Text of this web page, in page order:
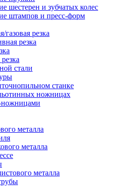
шестерен и зубчатых колес
штампов и пресс-форм
газовая резка
резка
стали
станке
ножницах
ножницами
металла
металла
металла